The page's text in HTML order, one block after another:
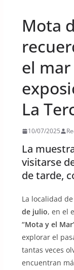
Mota
el
La
10/07/2025
La
visitarse
de tarde,
La localidad de
de julio, en el
“Mota y el
explorar el
tantas veces
encuentran